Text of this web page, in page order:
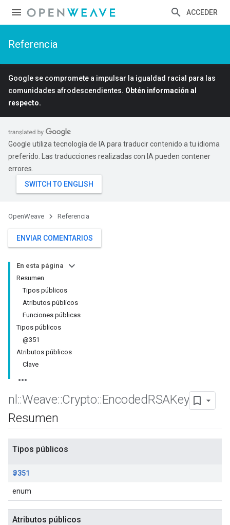
ACCEDER
Referencia
Google se compromete a impulsar la igualdad racial para las
comunidades afrodescendientes. Obtén información al
respecto.
Google utiliza tecnología de IA para traducir contenido a tu idioma
preferido. Las traducciones realizadas con IA pueden contener
errores.
OpenWeave Referencia
ENVIAR COMENTARIOS
En esta página
Resumen
Tipos públicos
Atributos públicos
Funciones públicas
Tipos públicos
@351
Atributos públicos
Clave
nl ::Weave::Crypto::EncodedRSAKey
Resumen
Tipos públicos
@351
enum
Atributos públicos